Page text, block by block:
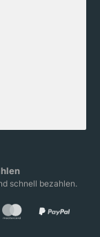
schnell bezahlen.